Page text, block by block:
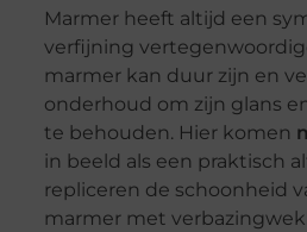
Marmer heeft altijd een
verfijning
marmer kan duur zijn en
onderhoud om zijn glans
te behouden. Hier komen
in beeld als een praktisch
repliceren de schoonheid
marmer met